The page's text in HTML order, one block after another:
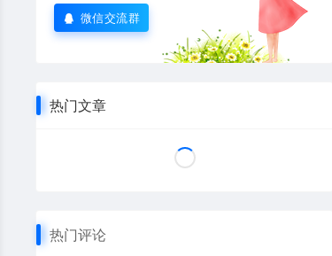
微信交流群
热门文章
热门评论